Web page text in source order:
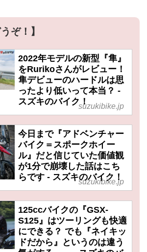
ぞ！】
2022年モデルの新型『隼』
をRurikoさんがレビュー！
隼デビューのハードルは思
ったより低いって本当？ -
スズキのバイク！suzukibike.jp
今日まで『アドベンチャー
バイク＝スポークホイー
ル』だと信じていた価値観
が1分で崩壊した話はこち
らです - スズキのバイク！
suzukibike.jp
125ccバイクの『GSX-
S125』はツーリングも快適
にできる？ でも『ネイキッ
ドだから』というのは違う